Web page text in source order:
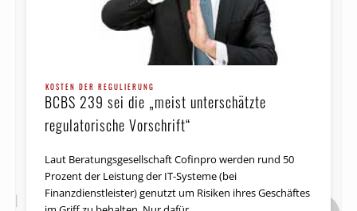
KOSTEN DER REGULIERUNG
BCBS 239 sei die „meist unterschätzte
regulatorische Vorschrift“
Laut Beratungsgesellschaft Cofinpro werden rund 50
Prozent der Leistung der IT-Systeme (bei
Finanzdienstleister) genutzt um Risiken ihres Geschäftes